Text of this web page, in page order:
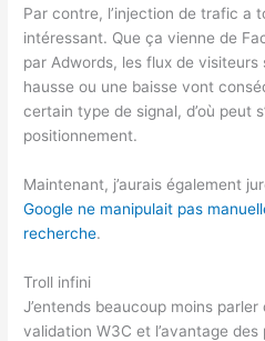
Par contre, l’injection de trafic a
intéressant. Que ça vienne de
par Adwords, les flux de
hausse ou une baisse vont
certain type de signal, d’où peut
positionnement.
Maintenant, j’aurais également
Google ne manipulait pas
recherche.
Troll infini
J’entends beaucoup moins
validation W3C et l’avantage